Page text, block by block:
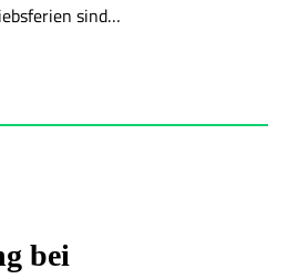
sind…
bei